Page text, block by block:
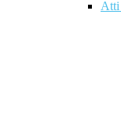
Atti